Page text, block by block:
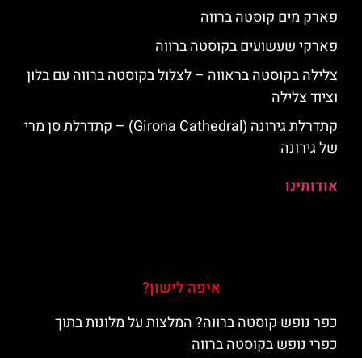
פארק מים קוסטה ברווה
פארקי שעשועים בקוסטה ברווה
צלילה בקוסטה בראווה – לצלול בקוסטה ברווה עם בלון
וציוד צלילה
קתדרלת גירונה (Girona Cathedral) – קתדרלת סן מרי
של גירונה
אודותינו
איפה לישון?
כפר נופש קוסטה ברווה? המלצות על מלונות בתוך
כפרי נופש בקוסטה ברווה